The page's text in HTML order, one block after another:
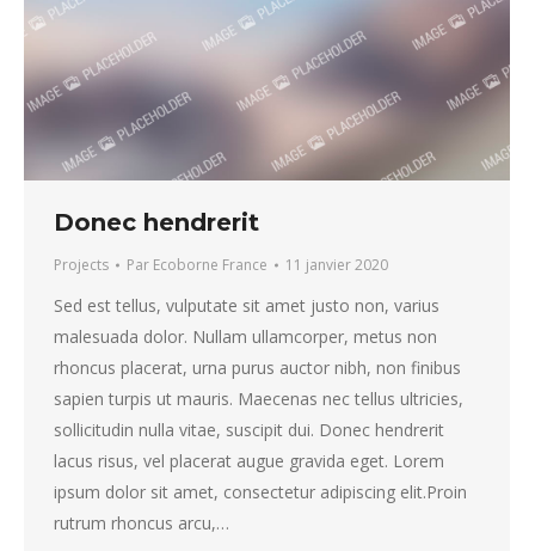
Donec hendrerit
Projects Par Ecoborne France 11 janvier 2020
Sed est tellus, vulputate sit amet justo non, varius
malesuada dolor. Nullam ullamcorper, metus non
rhoncus placerat, urna purus auctor nibh, non finibus
sapien turpis ut mauris. Maecenas nec tellus ultricies,
sollicitudin nulla vitae, suscipit dui. Donec hendrerit
lacus risus, vel placerat augue gravida eget. Lorem
ipsum dolor sit amet, consectetur adipiscing elit.Proin
rutrum rhoncus arcu,…